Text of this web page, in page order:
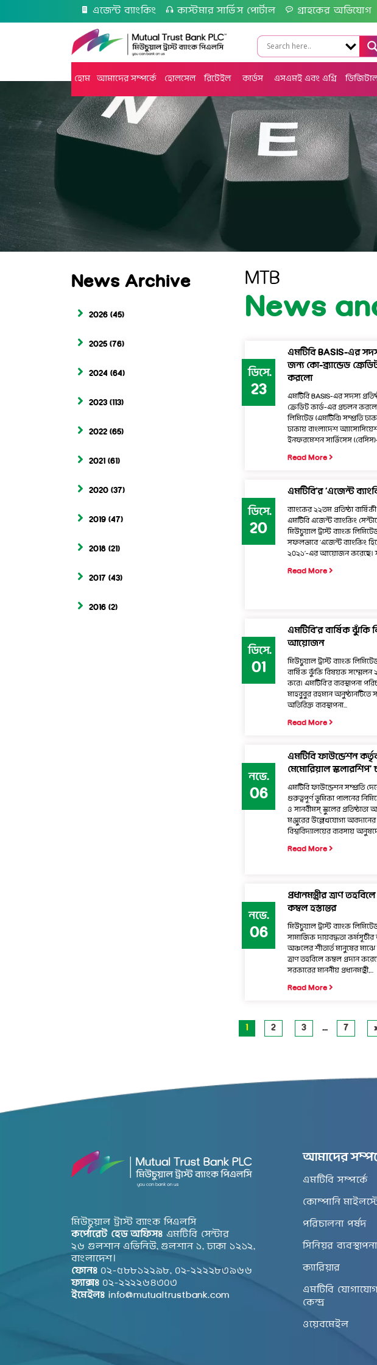
এজেন্ট ব্যাংকিং কাস্টমার সার্ভিস পোর্টাল গ্রাহকের অভিযোগ
হোম আমাদের সম্পর্কে হোলসেল রিটেইল কার্ডস এসএমই এবং এগ্রি
News Archive
2026 (45)
2025 (76)
2024 (64)
2023 (113)
2022 (65)
2021 (61)
2020 (37)
2019 (47)
2018 (21)
2017 (43)
2016 (2)
MTB
News
ডিসে.
23
এমটিবি BASIS-এর
জন্য কো-ব্র্যান্ডেড
করলো
এমটিবি BASIS-এর সদস্য
ক্রেডিট কার্ড-এর প্রচলন
লিমিটেড (এমটিবি) সম্প্রতি
ঢাকায় বাংলাদেশ
ইনফরমেশন সার্ভিসেস
Read More
ডিসে.
20
এমটিবি’র ‘এজেন্ট
ব্যাংকের ২২তম প্রতিষ্ঠা
এমটিবি এজেন্ট ব্যাংকিং
মিউচুয়াল ট্রাস্ট ব্যাংক
সফলভাবে ‘এজেন্ট ব্যাংকিং
২০২১’-এর আয়োজন করেছে।
Read More
ডিসে.
01
এমটিবি’র বার্ষিক
আয়োজন
মিউচুয়াল ট্রাস্ট ব্যাংক
বার্ষিক ঝুঁকি বিষয়ক সম্মেলন
করে। এমটিবি’র ব্যবস্থাপনা
মাহবুবুর রহমান অনুষ্ঠানটিতে
অতিরিক্ত ব্যবস্থাপনা...
Read More
নভে.
06
এমটিবি ফাউন্ডেশন
মেমোরিয়াল স্কলারশিপ’
এমটিবি ফাউন্ডেশন সম্প্রতি
গুরুত্বপূর্ণ ভূমিকা পালনের
ও সানবীমস্ স্কুলের প্রতিষ্ঠাতা
মঞ্জুরের উল্লেখযোগ্য অবদানের
বিশ্ববিদ্যালয়ের ব্যবসায়
Read More
নভে.
06
প্রধানমন্ত্রীর ত্রাণ
কম্বল হস্তান্তর
মিউচুয়াল ট্রাস্ট ব্যাংক
সামাজিক দায়বদ্ধতা কর্মসূচীর
অঞ্চলের শীতার্ত মানুষের মাঝে
ত্রাণ তহবিলে কম্বল প্রদান
সরকারের মাননীয় প্রধানমন্ত্রী,...
Read More
1 2 3 … 7 »
মিউচুয়াল ট্রাস্ট ব্যাংক পিএলসি
কর্পোরেট হেড অফিসঃ এমটিবি সেন্টার
২৬ গুলশান এভিনিউ, গুলশান ১, ঢাকা ১২১২,
বাংলাদেশ।
ফোনঃ ০২-৫৮৮১২২৯৮, ০২-২২২২৮৩৯৬৬
ফ্যাক্সঃ ০২-২২২২৬৪৩০৩
ইমেইলঃ info@mutualtrustbank.com
আমাদের
এমটিবি সম্পর্কে
কোম্পানি
পরিচালনা পর্ষদ
সিনিয়র ব্যবস্থাপনা
ক্যারিয়ার
এমটিবি
কেন্দ্র
ওয়েবমেইল